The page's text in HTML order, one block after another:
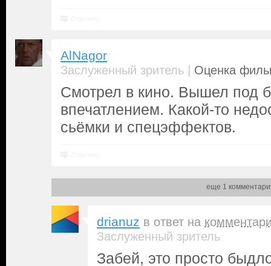
AlNagor
Заслуженный зритель | Оценка
Смотрел в кино. Вышел под
впечатлением. Какой-то
сьёмки и спецэффектов.
еще 1
drianuz в ответ на
Заслуженный зритель
Забей, это просто